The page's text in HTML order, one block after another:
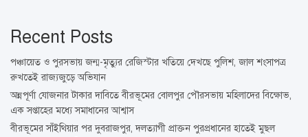
Recent Posts
পঞ্চায়েত ও পুরসভায় জন্ম-মৃত্যুর রেজিস্টার খতিয়ে দেখছে পুলিশ, জাল শংসাপত্র
রুখতেই রাজ্যজুড়ে অভিযান
অন্নপূর্ণা যোজনার টাকার দাবিতে বীরভূমের বোলপুর পৌরসভায় মহিলাদের বিক্ষোভ,
এক সপ্তাহের মধ্যে সমাধানের আশ্বাস
বীরভূমের সাঁইথিয়ার পর দুবরাজপুর, দলত্যাগী প্রাক্তন পুরপ্রধানের হাতেই মুছল